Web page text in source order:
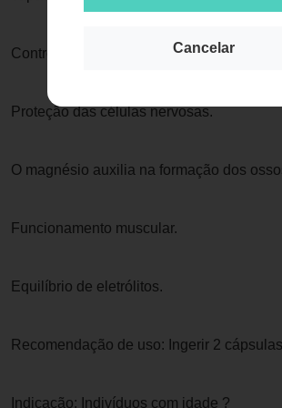
Cancelar
Controle do estresse.
Proteção das células nervosas.
O magnésio auxilia na formação dos
Funcionamento muscular.
Equilíbrio de eletrólitos.
Recomendação de uso: Ingerir 2
Indicação: Indivíduos com idade ?